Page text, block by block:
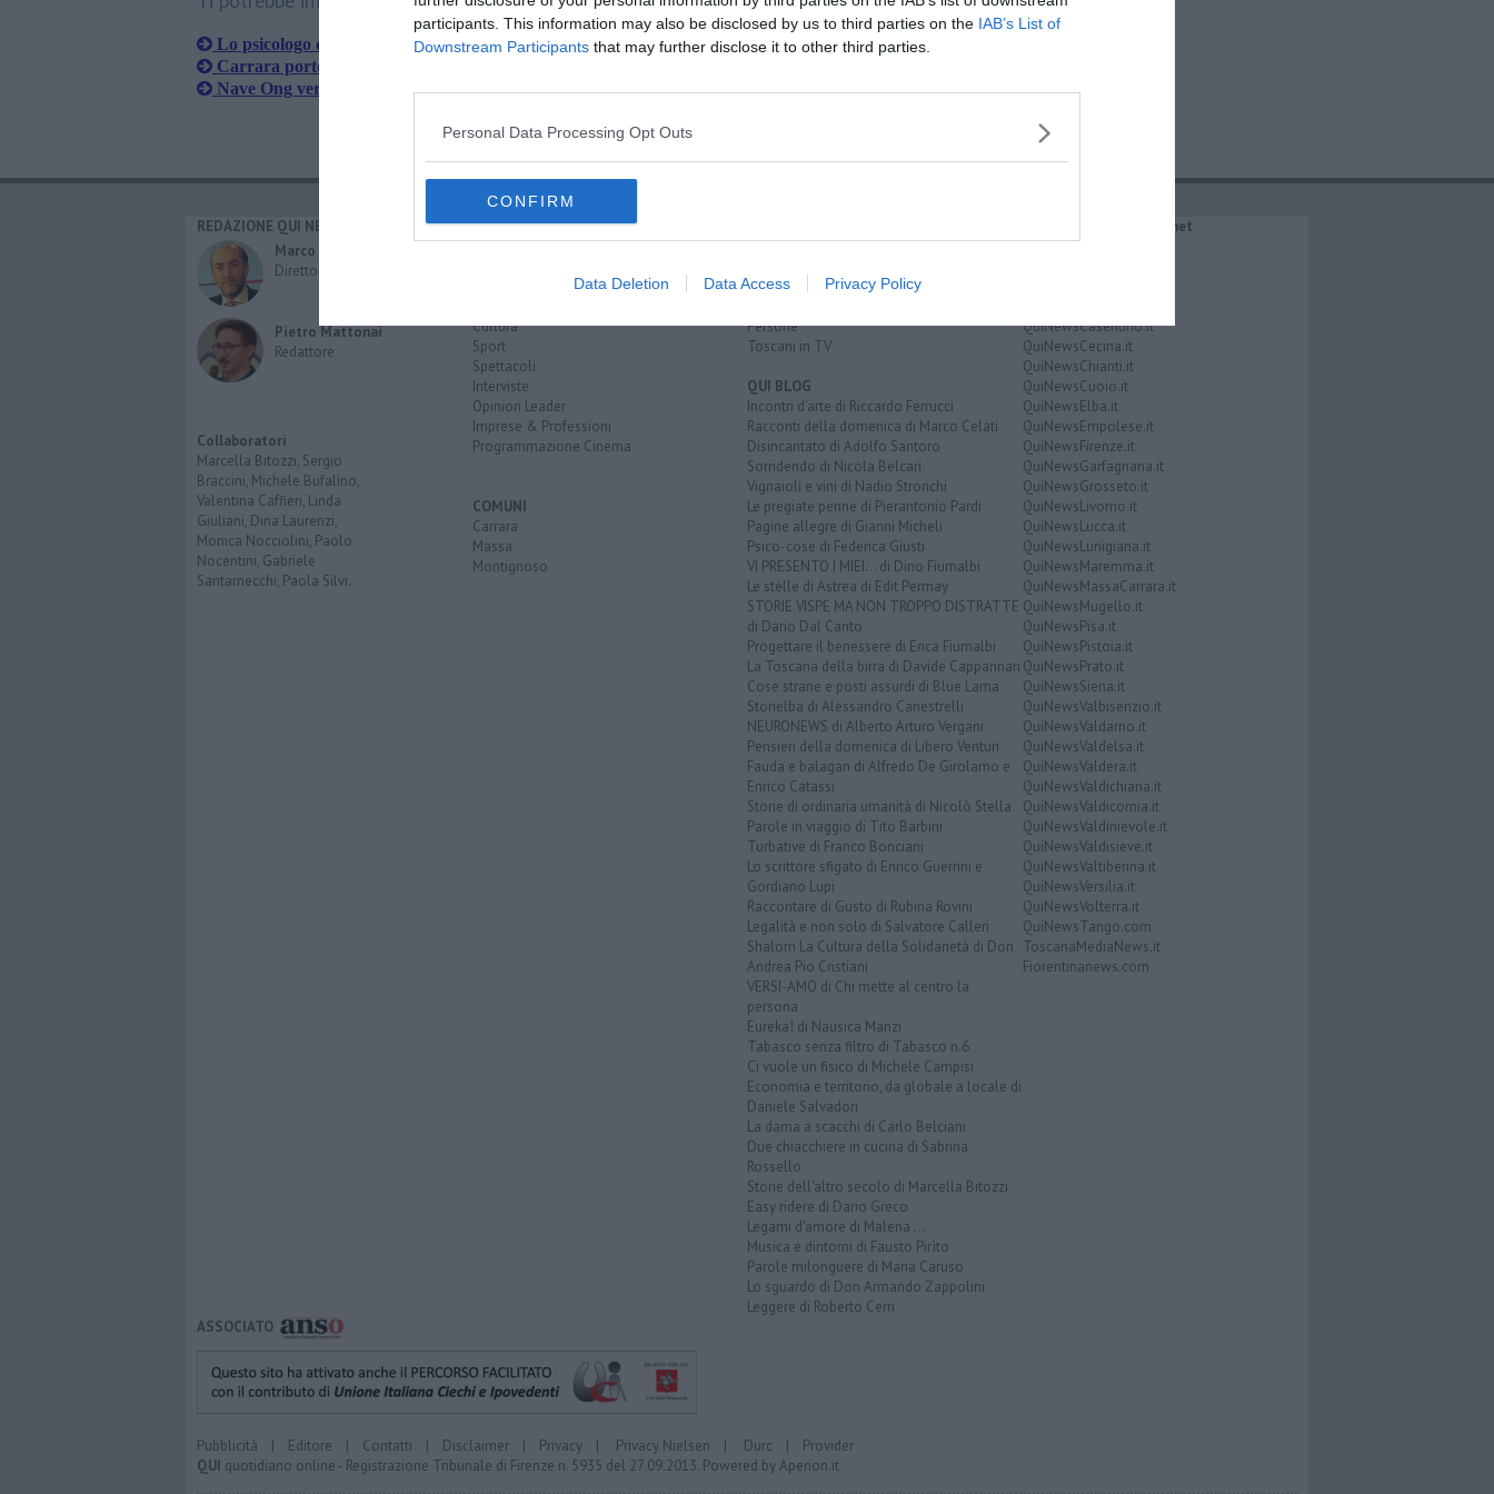
participants. This information may also be disclosed by us to third parties on the IAB’s List of
Downstream Participants that may further disclose it to other third parties.
Personal Data Processing Opt Outs
CONFIRM
Data Deletion Data Access Privacy Policy
Lo psicologo di base in zona Apuane è realtà
Carrara porto sicuro, allestite le aree d'accoglienza
Nave Ong verso la Toscana con 95 migranti a bordo
REDAZIONE QUI NEWS
Marco Migli
Direttore Responsabile
Pietro Mattonai
Redattore
Collaboratori
Marcella Bitozzi, Sergio
Braccini, Michele Bufalino,
Valentina Caffieri, Linda
Giuliani, Dina Laurenzi,
Monica Nocciolini, Paolo
Nocentini, Gabriele
Santarnecchi, Paola Silvi.
CATEGORIE
Cronaca
Cultura
Sport
Spettacoli
Interviste
Opinion Leader
Imprese & Professioni
Programmazione Cinema
COMUNI
Carrara
Massa
Montignoso
Le notizie di oggi
Più Letti del mese
Persone
Toscani in TV
QUI BLOG
Incontri d'arte di Riccardo Ferrucci
Racconti della domenica di Marco Celati
Disincantato di Adolfo Santoro
Sorridendo di Nicola Belcari
Vignaioli e vini di Nadio Stronchi
Le pregiate penne di Pierantonio Pardi
Pagine allegre di Gianni Micheli
Psico-cose di Federica Giusti
VI PRESENTO I MIEI... di Dino Fiumalbi
Le stelle di Astrea di Edit Permay
STORIE VISPE MA NON TROPPO DISTRATTE
di Dario Dal Canto
Progettare il benessere di Erica Fiumalbi
La Toscana della birra di Davide Cappannari
Cose strane e posti assurdi di Blue Lama
Storielba di Alessandro Canestrelli
NEURONEWS di Alberto Arturo Vergani
Pensieri della domenica di Libero Venturi
Fauda e balagan di Alfredo De Girolamo e
Enrico Catassi
Storie di ordinaria umanità di Nicolò Stella
Parole in viaggio di Tito Barbini
Turbative di Franco Bonciani
Lo scrittore sfigato di Enrico Guerrini e
Gordiano Lupi
Raccontare di Gusto di Rubina Rovini
Legalità e non solo di Salvatore Calleri
Shalom La Cultura della Solidarietà di Don
Andrea Pio Cristiani
VERSI-AMO di Chi mette al centro la
persona
Eureka! di Nausica Manzi
Tabasco senza filtro di Tabasco n.6
Ci vuole un fisico di Michele Campisi
Economia e territorio, da globale a locale di
Daniele Salvadori
La dama a scacchi di Carlo Belciani
Due chiacchiere in cucina di Sabrina
Rossello
Storie dell'altro secolo di Marcella Bitozzi
Easy ridere di Dario Greco
Legami d'amore di Malena ...
Musica e dintorni di Fausto Pirìto
Parole milonguere di Maria Caruso
Lo sguardo di Don Armando Zappolini
Leggere di Roberto Cerri
IL NETWORK QuiNews.net
QuiNewsAbetone.it
QuiNewsCasentino.it
QuiNewsCecina.it
QuiNewsChianti.it
QuiNewsCuoio.it
QuiNewsElba.it
QuiNewsEmpolese.it
QuiNewsFirenze.it
QuiNewsGarfagnana.it
QuiNewsGrosseto.it
QuiNewsLivorno.it
QuiNewsLucca.it
QuiNewsLunigiana.it
QuiNewsMaremma.it
QuiNewsMassaCarrara.it
QuiNewsMugello.it
QuiNewsPisa.it
QuiNewsPistoia.it
QuiNewsPrato.it
QuiNewsSiena.it
QuiNewsValbisenzio.it
QuiNewsValdarno.it
QuiNewsValdelsa.it
QuiNewsValdera.it
QuiNewsValdichiana.it
QuiNewsValdicornia.it
QuiNewsValdinievole.it
QuiNewsValdisieve.it
QuiNewsValtiberina.it
QuiNewsVersilia.it
QuiNewsVolterra.it
QuiNewsTango.com
ToscanaMediaNews.it
Fiorentinanews.com
ASSOCIATO
Pubblicità | Editore | Contatti | Disclaimer | Privacy | Privacy Nielsen | Durc | Provider
QUI quotidiano online - Registrazione Tribunale di Firenze n. 5935 del 27.09.2013. Powered byAperion.it